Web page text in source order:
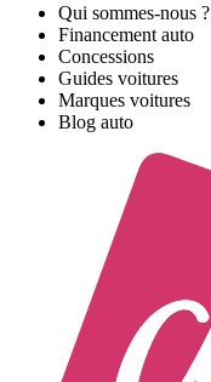
Qui sommes-nous ?
Financement auto
Concessions
Guides voitures
Marques voitures
Blog auto